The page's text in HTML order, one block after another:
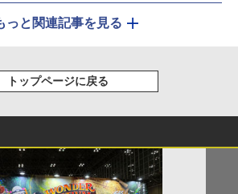
っと関連記事を見る
トップページに戻る